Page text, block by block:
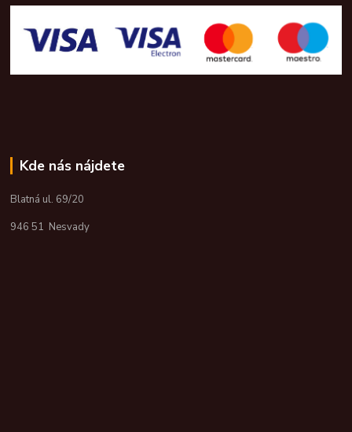
Kde nás nájdete
Blatná ul. 69/20
946 51 Nesvady